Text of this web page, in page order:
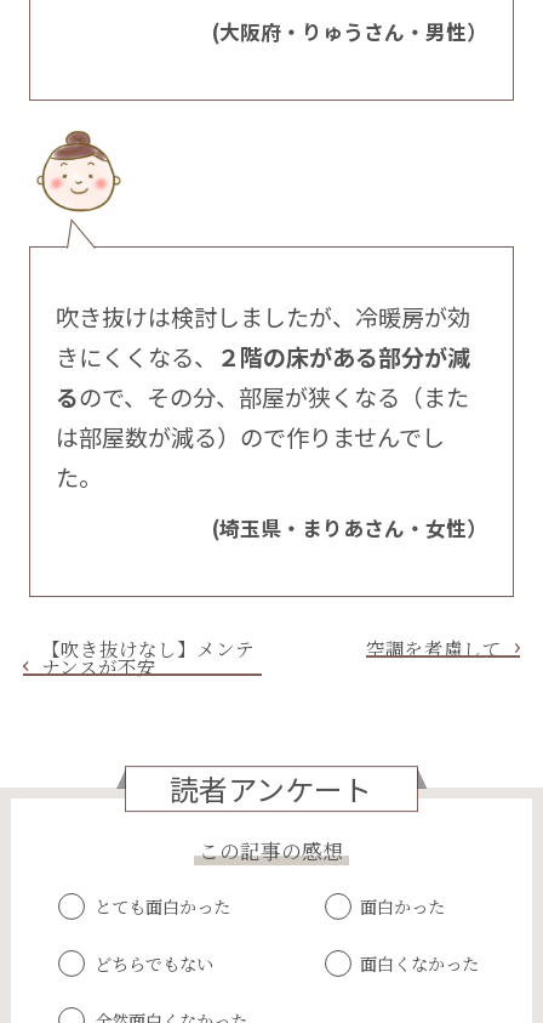
(大阪府・りゅうさん・男性）
吹き抜けは検討しましたが、冷暖房が効
きにくくなる、 ２階の床がある部分が減
るので、その分、部屋が狭くなる（また
は部屋数が減る）ので作りませんでし
た。
(埼玉県・まりあさん・女性）
【吹き抜けなし】メンテ
ナンスが不安
空調を考慮して
読者アンケート
この記事の感想
とても面白かった 面白かった
どちらでもない 面白くなかった